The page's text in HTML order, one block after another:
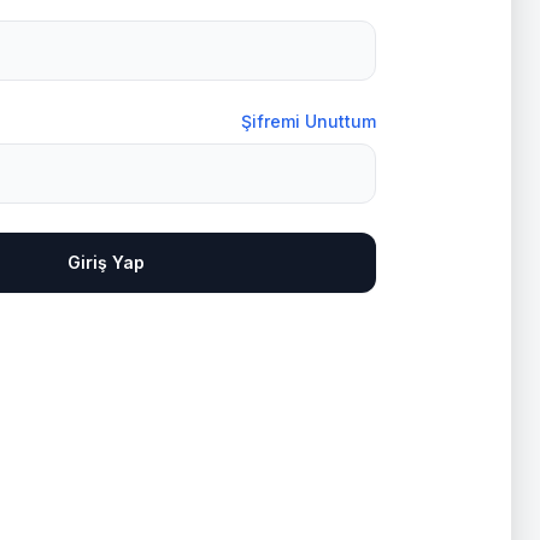
Şifremi Unuttum
Giriş Yap